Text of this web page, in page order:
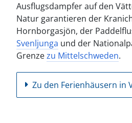
Ausflugsdampfer auf den
Natur garantieren der
Hornborgasjön, der
Svenljunga und der
Grenzezu Mittelschweden.
Zu den Ferienhäusern in